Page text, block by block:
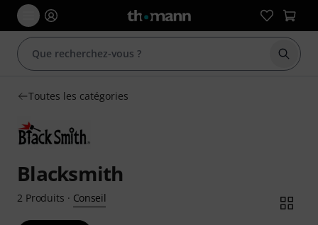
Toutes les catégories
Blacksmith
2 Produits · Conseil